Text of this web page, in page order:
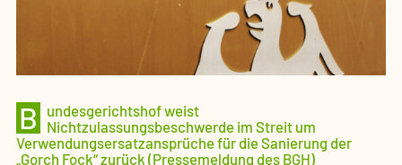
B
undesgerichtshof weist
Nichtzulassungsbeschwerde im Streit um
Verwendungsersatzansprüche für die Sanierung der
„Gorch Fock“ zurück (Pressemeldung des BGH)